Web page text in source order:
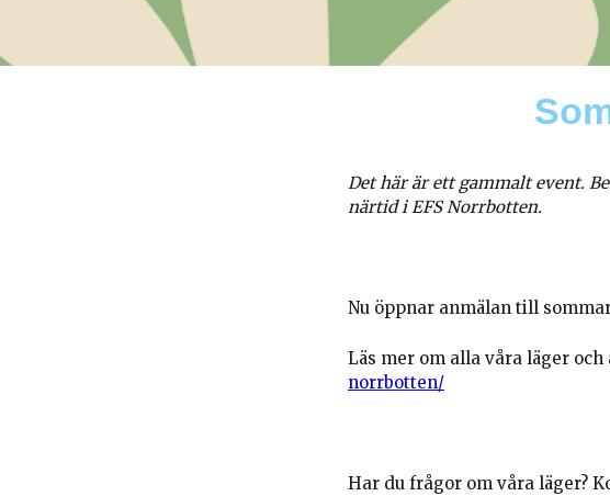
Det här är ett gammalt event.
närtid i EFS Norrbotten.
Nu öppnar anmälan till
Läs mer om alla våra läger
norrbotten/
Har du frågor om våra läger?